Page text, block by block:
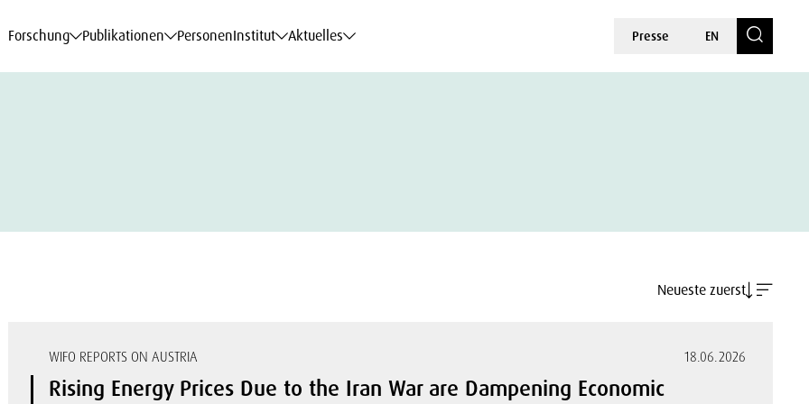
Forschung Publikationen PersonenInstitut Aktuelles Presse EN
Neueste zuerst
WIFO REPORTS ON AUSTRIA 18.06.2026
Rising Energy Prices Due to the Iran War are Dampening Economic